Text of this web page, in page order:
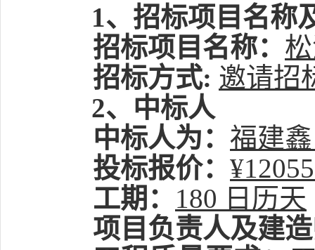
1、招标项目名称
招标项目名称：
招标方式: 邀请招
2、中标人
中标人为： 福建
投标报价：
工期： 180 日历天
项目负责人及建